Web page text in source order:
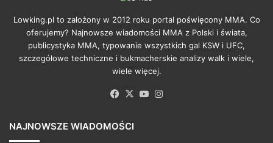
Lowking.pl to założony w 2012 roku portal poświęcony MMA. Co
oferujemy? Najnowsze wiadomości MMA z Polski i świata,
publicystyka MMA, typowanie wszystkich gal KSW i UFC,
szczegółowe techniczne i bukmacherskie analizy walk i wiele,
wiele więcej.
Facebook
X YouTube
NAJNOWSZE WIADOMOŚCI